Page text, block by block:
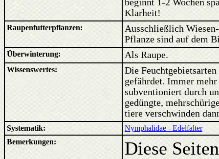
beginnt 1-2 Wochen
Klarheit!
Raupenfutterpflanzen:
Ausschließlich
Pflanze sind auf dem
Überwinterung: Als Raupe.
Wissenswertes:
Die
gefährdet. Immer
subventioniert durch
gedüngte,
tiere verschwinden
Systematik:
Nymphalidae - Edelfalter
Bemerkungen:
Diese